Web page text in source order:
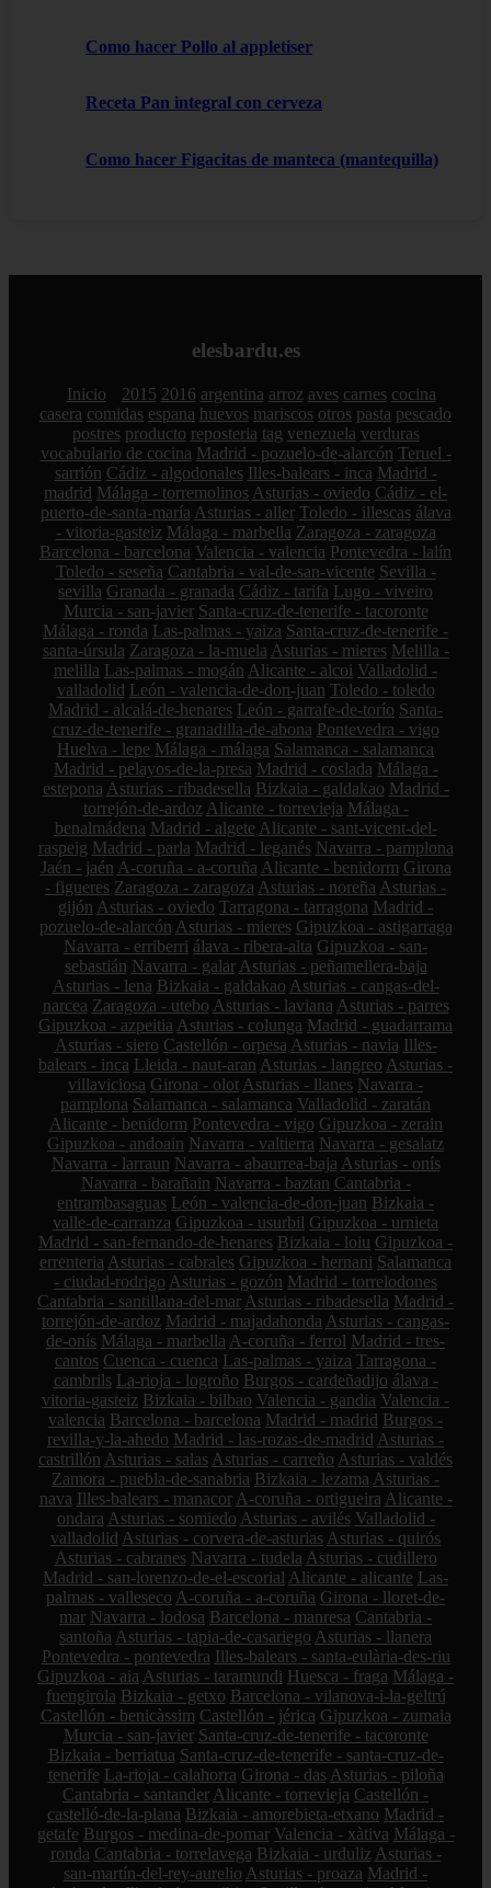
Como hacer Pollo al appletiser
Receta Pan integral con cerveza
Como hacer Figacitas de manteca (mantequilla)
elesbardu.es
Inicio 2015 2016 argentina arroz aves carnes cocina
casera comidas espana huevos mariscos otros pasta pescado
postres producto reposteria tag venezuela verduras
vocabulario de cocina Madrid - pozuelo-de-alarcón Teruel -
sarrión Cádiz - algodonales Illes-balears - inca Madrid -
madrid Málaga - torremolinos Asturias - oviedo Cádiz - el-
puerto-de-santa-maría Asturias - aller Toledo - illescas álava
- vitoria-gasteiz Málaga - marbella Zaragoza - zaragoza
Barcelona - barcelona Valencia - valencia Pontevedra - lalín
Toledo - seseña Cantabria - val-de-san-vicente Sevilla -
sevilla Granada - granada Cádiz - tarifa Lugo - viveiro
Murcia - san-javier Santa-cruz-de-tenerife - tacoronte
Málaga - ronda Las-palmas - yaiza Santa-cruz-de-tenerife -
santa-úrsula Zaragoza - la-muela Asturias - mieres Melilla -
melilla Las-palmas - mogán Alicante - alcoi Valladolid -
valladolid León - valencia-de-don-juan Toledo - toledo
Madrid - alcalá-de-henares León - garrafe-de-torío Santa-
cruz-de-tenerife - granadilla-de-abona Pontevedra - vigo
Huelva - lepe Málaga - málaga Salamanca - salamanca
Madrid - pelayos-de-la-presa Madrid - coslada Málaga -
estepona Asturias - ribadesella Bizkaia - galdakao Madrid -
torrejón-de-ardoz Alicante - torrevieja Málaga -
benalmádena Madrid - algete Alicante - sant-vicent-del-
raspeig Madrid - parla Madrid - leganés Navarra - pamplona
Jaén - jaén A-coruña - a-coruña Alicante - benidorm Girona
- figueres Zaragoza - zaragoza Asturias - noreña Asturias -
gijón Asturias - oviedo Tarragona - tarragona Madrid -
pozuelo-de-alarcón Asturias - mieres Gipuzkoa - astigarraga
Navarra - erriberri álava - ribera-alta Gipuzkoa - san-
sebastián Navarra - galar Asturias - peñamellera-baja
Asturias - lena Bizkaia - galdakao Asturias - cangas-del-
narcea Zaragoza - utebo Asturias - laviana Asturias - parres
Gipuzkoa - azpeitia Asturias - colunga Madrid - guadarrama
Asturias - siero Castellón - orpesa Asturias - navia Illes-
balears - inca Lleida - naut-aran Asturias - langreo Asturias -
villaviciosa Girona - olot Asturias - llanes Navarra -
pamplona Salamanca - salamanca Valladolid - zaratán
Alicante - benidorm Pontevedra - vigo Gipuzkoa - zerain
Gipuzkoa - andoain Navarra - valtierra Navarra - gesalatz
Navarra - larraun Navarra - abaurrea-baja Asturias - onís
Navarra - barañain Navarra - baztan Cantabria -
entrambasaguas León - valencia-de-don-juan Bizkaia -
valle-de-carranza Gipuzkoa - usurbil Gipuzkoa - urnieta
Madrid - san-fernando-de-henares Bizkaia - loiu Gipuzkoa -
errenteria Asturias - cabrales Gipuzkoa - hernani Salamanca
- ciudad-rodrigo Asturias - gozón Madrid - torrelodones
Cantabria - santillana-del-mar Asturias - ribadesella Madrid -
torrejón-de-ardoz Madrid - majadahonda Asturias - cangas-
de-onís Málaga - marbella A-coruña - ferrol Madrid - tres-
cantos Cuenca - cuenca Las-palmas - yaiza Tarragona -
cambrils La-rioja - logroño Burgos - cardeñadijo álava -
vitoria-gasteiz Bizkaia - bilbao Valencia - gandia Valencia -
valencia Barcelona - barcelona Madrid - madrid Burgos -
revilla-y-la-ahedo Madrid - las-rozas-de-madrid Asturias -
castrillón Asturias - salas Asturias - carreño Asturias - valdés
Zamora - puebla-de-sanabria Bizkaia - lezama Asturias -
nava Illes-balears - manacor A-coruña - ortigueira Alicante -
ondara Asturias - somiedo Asturias - avilés Valladolid -
valladolid Asturias - corvera-de-asturias Asturias - quirós
Asturias - cabranes Navarra - tudela Asturias - cudillero
Madrid - san-lorenzo-de-el-escorial Alicante - alicante Las-
palmas - valleseco A-coruña - a-coruña Girona - lloret-de-
mar Navarra - lodosa Barcelona - manresa Cantabria -
santoña Asturias - tapia-de-casariego Asturias - llanera
Pontevedra - pontevedra Illes-balears - santa-eulària-des-riu
Gipuzkoa - aia Asturias - taramundi Huesca - fraga Málaga -
fuengirola Bizkaia - getxo Barcelona - vilanova-i-la-geltrú
Castellón - benicàssim Castellón - jérica Gipuzkoa - zumaia
Murcia - san-javier Santa-cruz-de-tenerife - tacoronte
Bizkaia - berriatua Santa-cruz-de-tenerife - santa-cruz-de-
tenerife La-rioja - calahorra Girona - das Asturias - piloña
Cantabria - santander Alicante - torrevieja Castellón -
castelló-de-la-plana Bizkaia - amorebieta-etxano Madrid -
getafe Burgos - medina-de-pomar Valencia - xàtiva Málaga -
ronda Cantabria - torrelavega Bizkaia - urduliz Asturias -
san-martín-del-rey-aurelio Asturias - proaza Madrid -